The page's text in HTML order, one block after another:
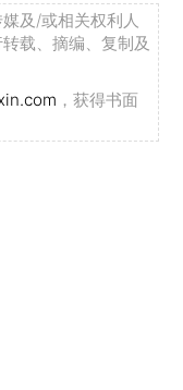
及/或相关权利人
载、摘编、复制及
，获得书面